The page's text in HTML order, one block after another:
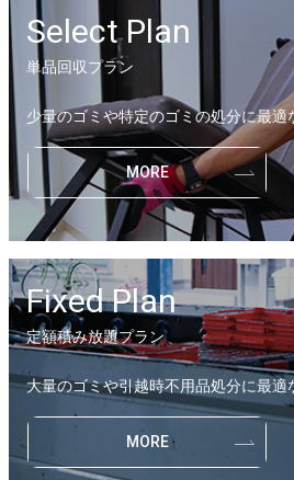
Select Plan
単品回収プラン
少量のゴミや特定のゴミの処分に最適
MORE
Fixed Plan
定額積み放題プラン
大量のゴミや引越時不用品処分に最適
MORE